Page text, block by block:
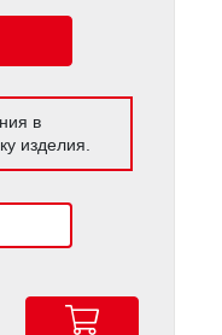
в
изделия.